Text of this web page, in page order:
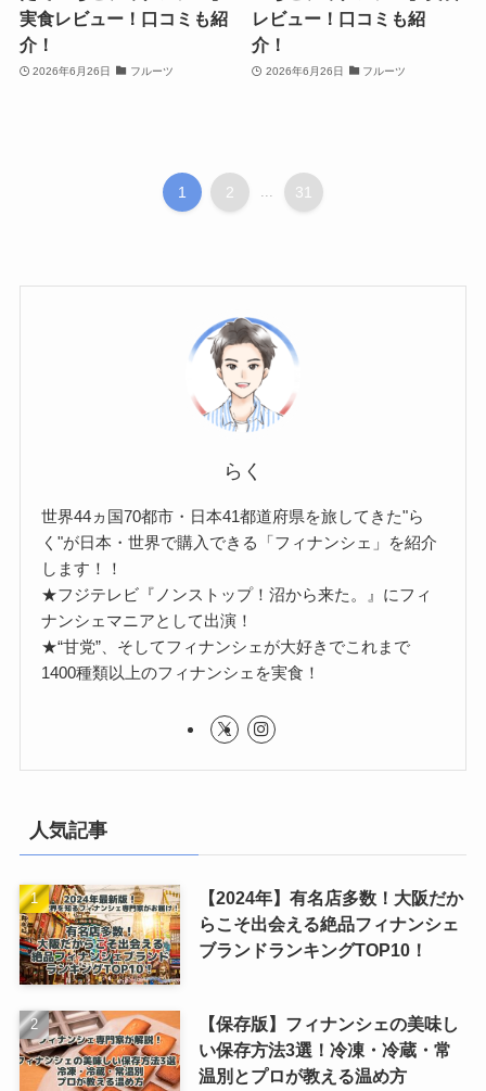
実食レビュー！口コミも紹
介！
2026年6月26日 フルーツ
レビュー！口コミも紹
介！
2026年6月26日 フルーツ
1 2 31
らく
世界44ヵ国70都市・日本41都道府県を旅してきた"ら
く"が日本・世界で購入できる「フィナンシェ」を紹介
します！！
★フジテレビ『ノンストップ！沼から来た。』にフィ
ナンシェマニアとして出演！
★“甘党”、そしてフィナンシェが大好きでこれまで
1400種類以上のフィナンシェを実食！
人気記事
【2024年】有名店多数！大阪だか
らこそ出会える絶品フィナンシェ
ブランドランキングTOP10！
【保存版】フィナンシェの美味し
い保存方法3選！冷凍・冷蔵・常
温別とプロが教える温め方